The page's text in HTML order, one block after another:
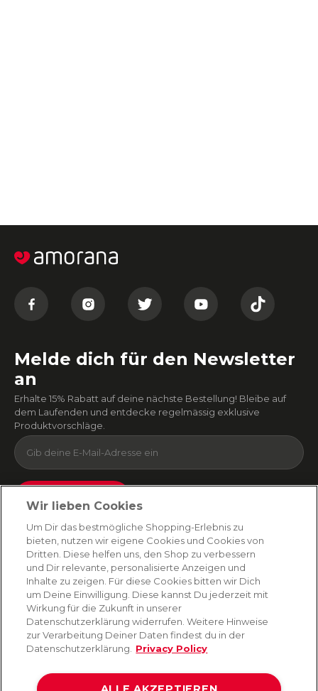
Melde dich für den Newsletter
an
Erhalte 15% Rabatt auf deine nächste Bestellung! Bleibe auf
dem Laufenden und entdecke regelmässig exklusive
Produktvorschläge.
Absenden
Du kannst dich jederzeit von unserem Newsletter abmelden. Indem du fortfährst, stimmst
du unseren E-Mail-Bedingungenund Datenschutzbestimmungen zu
AMORANA
MARKEN
SERVICE
Wir lieben Cookies
Um Dir das bestmögliche Shopping-Erlebnis zu
bieten, nutzen wir eigene Cookies und Cookies von
Dritten. Diese helfen uns, den Shop zu verbessern
und Dir relevante, personalisierte Anzeigen und
Inhalte zu zeigen. Für diese Cookies bitten wir Dich
um Deine Einwilligung. Diese kannst Du jederzeit mit
Wirkung für die Zukunft in unserer
Datenschutzerklärung widerrufen. Weitere Hinweise
zur Verarbeitung Deiner Daten findest du in der
Datenschutzerklärung.
Privacy Policy